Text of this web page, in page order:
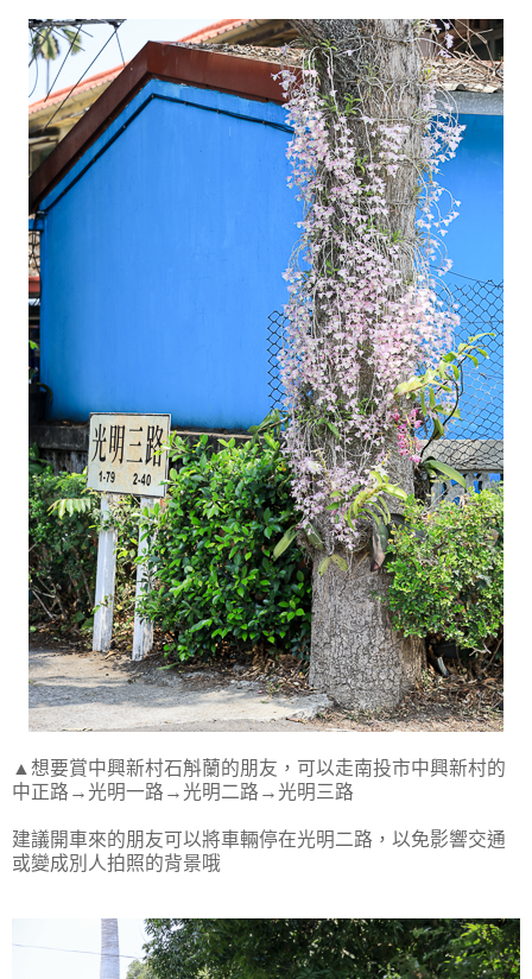
▲想要賞中興新村石斛蘭的朋友，可以走南投市中興新村的
中正路→光明一路→光明二路→光明三路
建議開車來的朋友可以將車輛停在光明二路，以免影響交通
或變成別人拍照的背景哦